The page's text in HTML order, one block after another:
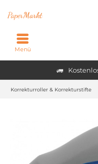
PaperMarkt
Menü
Korrekturroller & Korrekturstifte